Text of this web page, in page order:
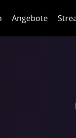
Angebote